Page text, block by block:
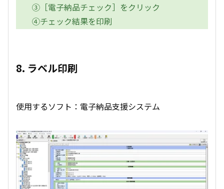
③［電子納品チェック］をクリック
④チェック結果を印刷
8. ラベル印刷
使用するソフト：電子納品支援システム